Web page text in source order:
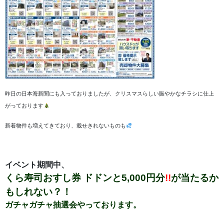
昨日の日本海新聞にも入っておりましたが、クリスマスらしい賑やかなチラシに仕上
がっております
新着物件も増えてきており、載せきれないものも
イベント期間中、
くら寿司おすし券 ドドンと5,000円分!!が当たるか
もしれない？！
ガチャガチャ抽選会やっております。